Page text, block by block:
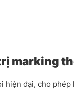
trị marking
hiện đại, cho